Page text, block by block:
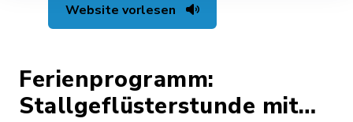
Website vorlesen
Ferienprogramm:
Stallgeflüsterstunde mit